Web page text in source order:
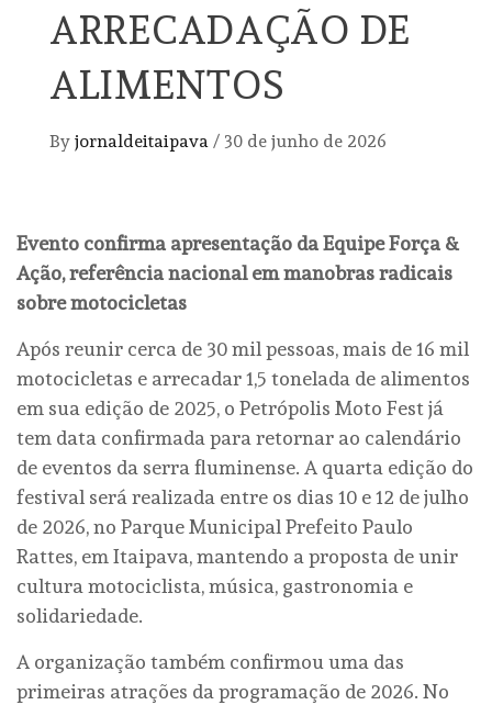
ARRECADAÇÃO DE
ALIMENTOS
By jornaldeitaipava / 30 de junho de 2026
Evento confirma apresentação da Equipe Força &
Ação, referência nacional em manobras radicais
sobre motocicletas
Após reunir cerca de 30 mil pessoas, mais de 16 mil
motocicletas e arrecadar 1,5 tonelada de alimentos
em sua edição de 2025, o Petrópolis Moto Fest já
tem data confirmada para retornar ao calendário
de eventos da serra fluminense. A quarta edição do
festival será realizada entre os dias 10 e 12 de julho
de 2026, no Parque Municipal Prefeito Paulo
Rattes, em Itaipava, mantendo a proposta de unir
cultura motociclista, música, gastronomia e
solidariedade.
A organização também confirmou uma das
primeiras atrações da programação de 2026. No